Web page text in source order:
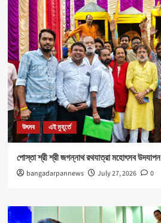
উৎসব এই মুহূর্তে
পোস্তা শ্রী শ্রী জগন্নাথ রথযাত্রা মহোৎসব উদযাপন
bangadarpannews July 27, 2026 0